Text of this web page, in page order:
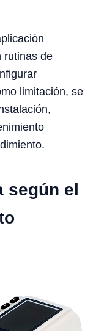
rutinas de
limitación, se
según el